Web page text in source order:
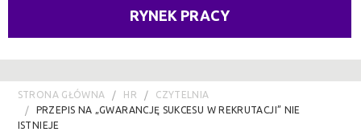
RYNEK PRACY
STRONA GŁÓWNA HR
CZYTELNIA
PRZEPIS NA „GWARANCJĘ SUKCESU W REKRUTACJI” NIE
ISTNIEJE